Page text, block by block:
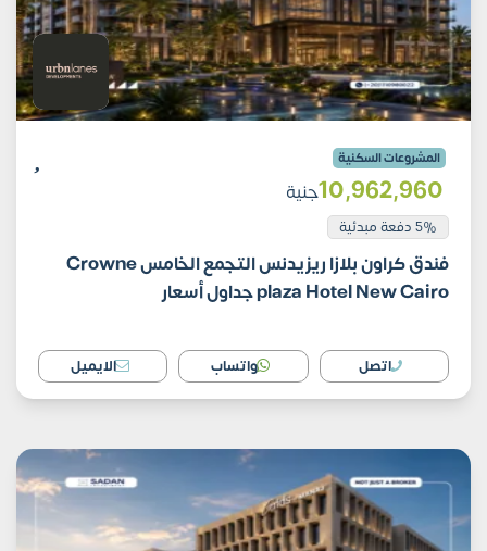
المشروعات السكنية
10٬962٬960جنية
5% دفعة مبدئية
فندق كراون بلازا ريزيدنس التجمع الخامس Crowne
plaza Hotel New Cairo جداول أسعار
اتصل واتساب الايميل